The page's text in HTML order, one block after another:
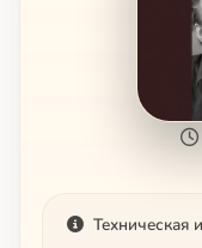
Техническая